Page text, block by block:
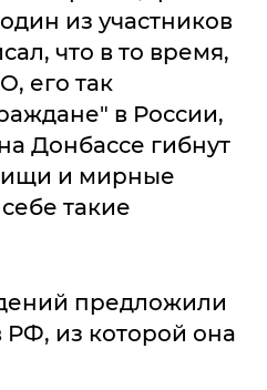
из участников
что в то время,
его так
в России,
Донбассе гибнут
и мирные
такие
предложили
РФ, из которой она